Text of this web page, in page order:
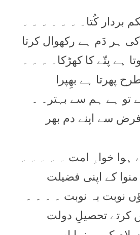
بردار کُتا۔ ۔ ۔ ۔ ۔ ۔ ۔
ہر دَم ہے رکھوال کرتا
ہے پتّے کا کھڑکا۔ ۔ ۔ ۔
پھرتا ہے بھِپرا
تو ہے ہم سے بہتر۔ ۔
سے اپنے دم بھر
ہوا خواہِ امت ۔ ۔ ۔ ۔ ۔
کے اپنی فضیلت
نوبت بہ نوبت ۔ ۔ ۔ ۔
کرتے تحصیلِ دولت